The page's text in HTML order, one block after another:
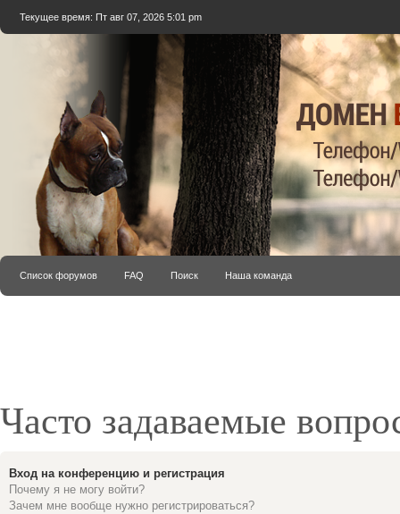
Текущее время: Пт авг 07, 2026 5:01 pm
Список форумов FAQ Поиск Наша команда
Часто задаваемые
Вход на конференцию и регистрация
Почему я не могу войти?
Зачем мне вообще нужно регистрироваться?